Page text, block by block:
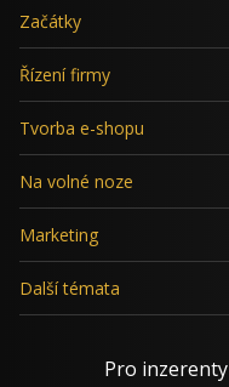
Začátky
Řízení firmy
Tvorba e-shopu
Na volné noze
Marketing
Další témata
Pro inzerenty